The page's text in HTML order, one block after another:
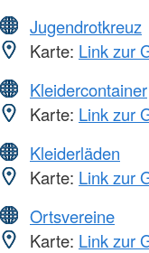
Jugendrotkreuz
Karte: Link zur
Kleidercontainer
Karte: Link zur
Kleiderläden
Karte: Link zur
Ortsvereine
Karte: Link zur